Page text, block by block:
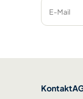
E-Mail
Kontakt